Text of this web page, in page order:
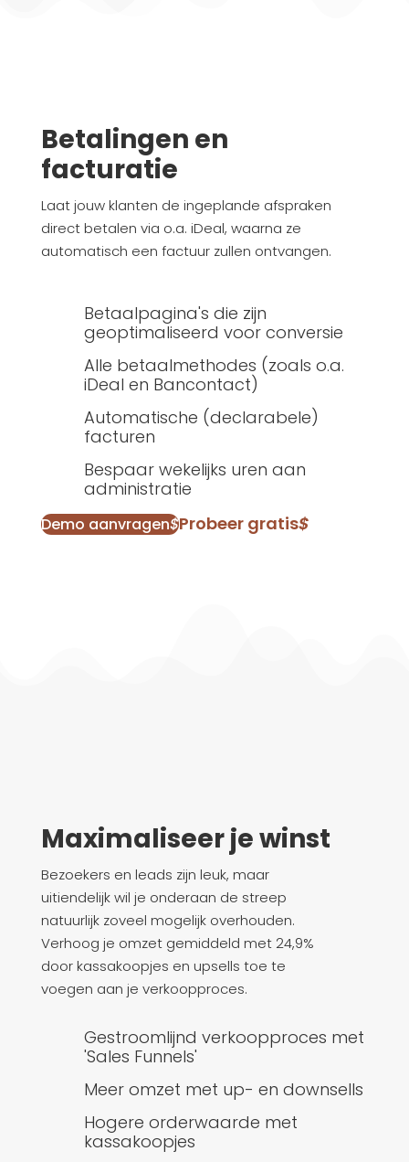
Betalingen en
facturatie
Laat jouw klanten de ingeplande afspraken
direct betalen via o.a. iDeal, waarna ze
automatisch een factuur zullen ontvangen.
Betaalpagina's die zijn
geoptimaliseerd voor conversie
Alle betaalmethodes (zoals o.a.
iDeal en Bancontact)
Automatische (declarabele)
facturen
Bespaar wekelijks uren aan
administratie
Demo aanvragen$Probeer gratis$
Maximaliseer je winst
Bezoekers en leads zijn leuk, maar
uitiendelijk wil je onderaan de streep
natuurlijk zoveel mogelijk overhouden.
Verhoog je omzet gemiddeld met 24,9%
door kassakoopjes en upsells toe te
voegen aan je verkoopproces.
Gestroomlijnd verkoopproces met
'Sales Funnels'
Meer omzet met up- en downsells
Hogere orderwaarde met
kassakoopjes